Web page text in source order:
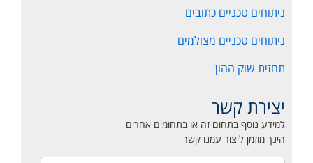
ניתוחים טכניים כתובים
ניתוחים טכניים מצולמים
תחזית שוק ההון
יצירת קשר
למידע נוסף בתחום זה או בתחומים אחרים
הינך מוזמן ליצור עמנו קשר